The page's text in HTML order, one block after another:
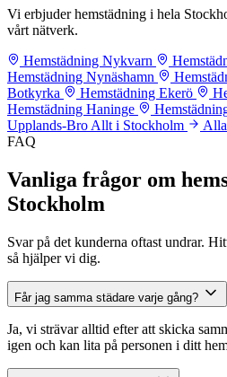
Vi erbjuder hemstädning i hela
vårt nätverk.
Hemstädning Nykvarn
Hemstädning Nynäshamn
Botkyrka
Hemstädning Ekerö
Hemstädning Haninge
Upplands-Bro Allt i Stockholm
FAQ
Vanliga frågor om
Stockholm
Svar på det kunderna oftast undrar.
så hjälper vi dig.
Får jag samma städare varje gång?
Ja, vi strävar alltid efter att skicka
igen och kan lita på personen i ditt